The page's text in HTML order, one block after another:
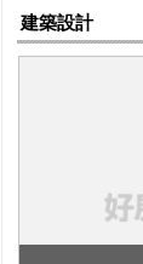
建築設計